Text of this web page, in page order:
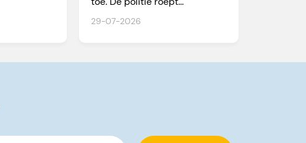
29-07-2026